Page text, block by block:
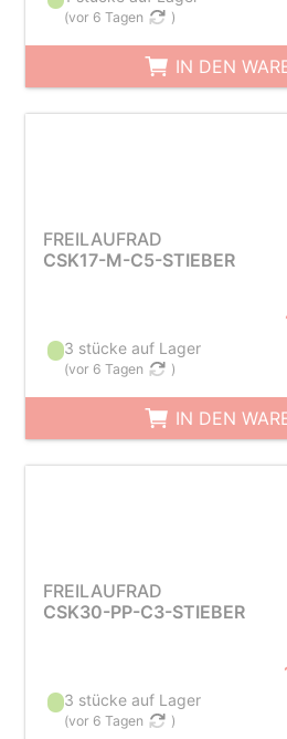
(vor 6 Tagen )
IN DEN
FREILAUFRAD
CSK17-M-C5-STIEBER
3 stücke auf Lager
(vor 6 Tagen )
IN DEN
FREILAUFRAD
CSK30-PP-C3-STIEBER
3 stücke auf Lager
(vor 6 Tagen )